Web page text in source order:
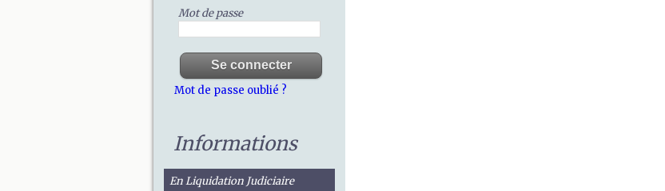
Mot de passe
Mot de passe oublié ?
Informations
En Liquidation Judiciaire